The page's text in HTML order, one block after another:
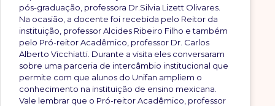
pós-graduação, professora Dr.Silvia Lizett Olivares.
Na ocasião, a docente foi recebida pelo Reitor da
instituição, professor Alcides Ribeiro Filho e também
pelo Pró-reitor Acadêmico, professor Dr. Carlos
Alberto Vicchiatti. Durante a visita eles conversaram
sobre uma parceria de intercâmbio institucional que
permite com que alunos do Unifan ampliem o
conhecimento na instituição de ensino mexicana.
Vale lembrar que o Pró-reitor Acadêmico, professor